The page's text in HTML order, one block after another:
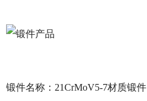
锻件名称： 21CrMoV5-7材质锻件